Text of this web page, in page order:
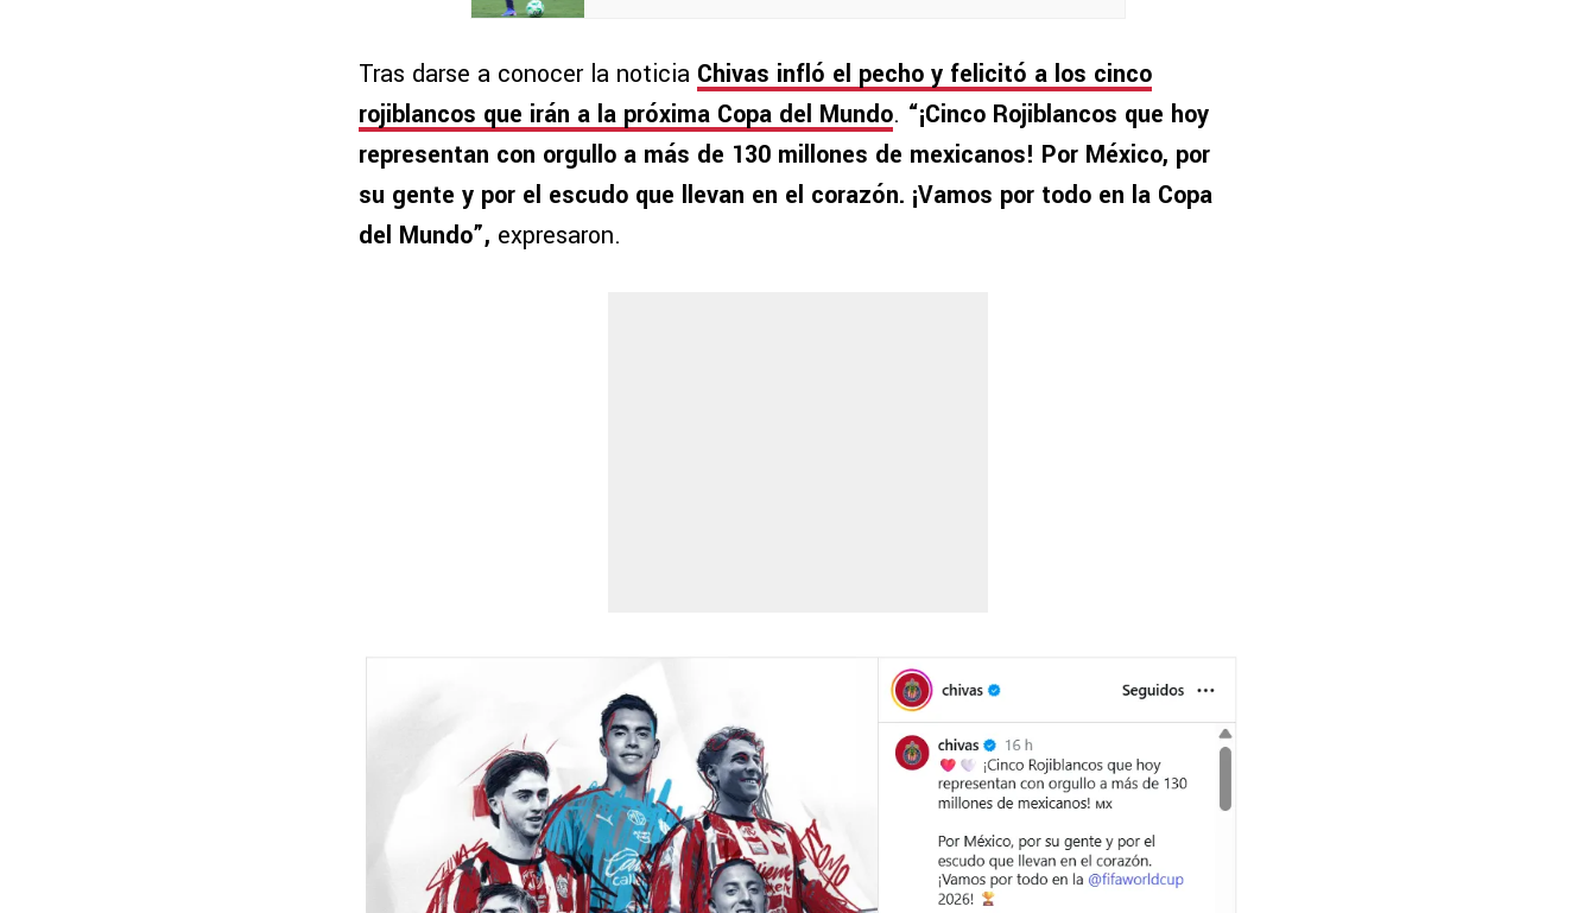
Tras darse a conocer la noticia Chivas infló el pecho y felicitó a los cinco
rojiblancos que irán a la próxima Copa del Mundo. “¡Cinco Rojiblancos que hoy
representan con orgullo a más de 130 millones de mexicanos! Por México, por
su gente y por el escudo que llevan en el corazón. ¡Vamos por todo en la Copa
del Mundo”, expresaron.